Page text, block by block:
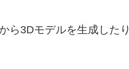
ら3Dモデルを生成したり